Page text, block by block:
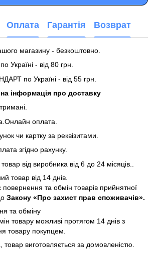
Оплата Гарантія Возврат
магазину - безкоштовно.
Україні - від 80 грн.
по Україні - від 55 грн.
інформація про доставку
оплата.
чи картку за реквізитами.
згідно рахунку.
від виробника від 6 до 24 місяців..
товар від 14 днів.
повернення та обмін товарів прийнятної
Закону «Про захист прав споживачів».
та обміну
товару можливі протягом 14 днів з
товару покупцем.
товар виготовляється за домовленістю.